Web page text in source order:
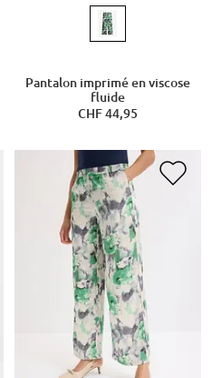
Pantalon imprimé en viscose
fluide
CHF 44,95